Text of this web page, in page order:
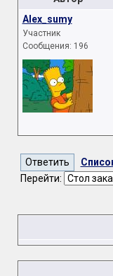
Alex_sumy
Участник
Сообщения: 196
Перейти: